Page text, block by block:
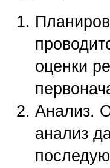
оценки
Анализ.
анализ